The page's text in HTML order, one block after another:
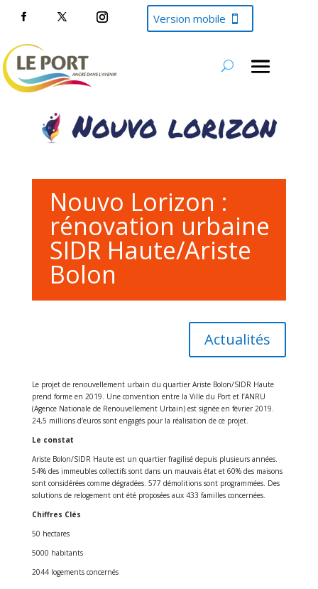
Version mobile
Nouvo Lorizon :
rénovation urbaine
SIDR Haute/Ariste
Bolon
Actualités
Le projet de renouvellement urbain du quartier Ariste Bolon/SIDR Haute
prend forme en 2019. Une convention entre la Ville du Port et l’ANRU
(Agence Nationale de Renouvellement Urbain) est signée en février 2019.
24,5 millions d’euros sont engagés pour la réalisation de ce projet.
Le constat
Ariste Bolon/SIDR Haute est un quartier fragilisé depuis plusieurs années.
54% des immeubles collectifs sont dans un mauvais état et 60% des maisons
sont considérées comme dégradées. 577 démolitions sont programmées. Des
solutions de relogement ont été proposées aux 433 familles concernées.
Chiffres Clés
50 hectares
5000 habitants
2044 logements concernés